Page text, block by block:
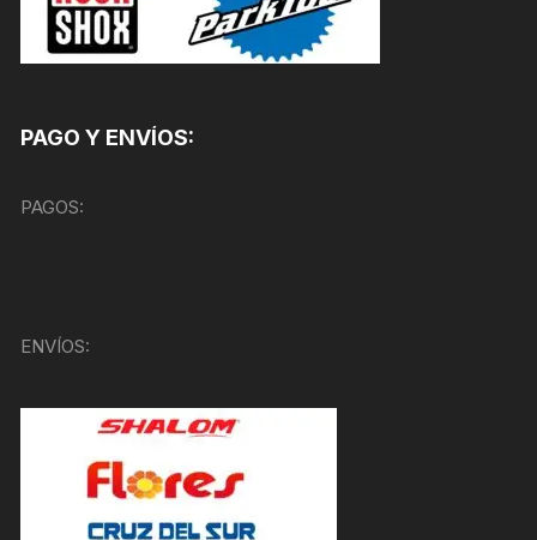
PAGO Y ENVÍOS:
PAGOS:
ENVÍOS: